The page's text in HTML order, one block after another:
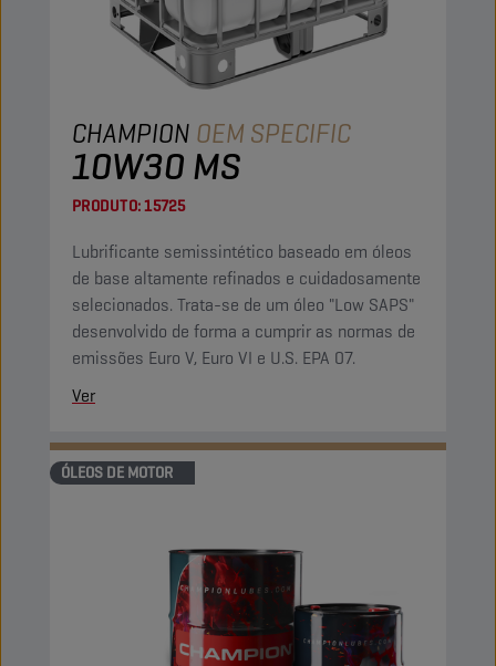
CHAMPION OEM SPECIFIC
10W30 MS
PRODUTO:15725
Lubrificante semissintético baseado em óleos
de base altamente refinados e cuidadosamente
selecionados. Trata-se de um óleo "Low SAPS"
desenvolvido de forma a cumprir as normas de
emissões Euro V, Euro VI e U.S. EPA 07.
Ver
ÓLEOS DE MOTOR